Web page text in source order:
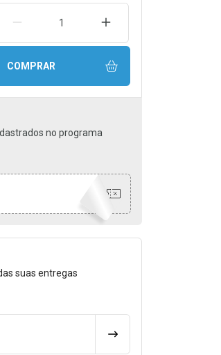
REMOVER UMA UNIDADEAUMENTAR UMA
COMPRAR
no programa
o Frete
suas entregas
CALCULAR FRETE